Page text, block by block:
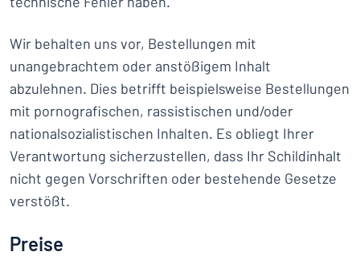
Wir behalten uns vor, Bestellungen mit
unangebrachtem oder anstößigem Inhalt
abzulehnen. Dies betrifft beispielsweise Bestellungen
mit pornografischen, rassistischen und/oder
nationalsozialistischen Inhalten. Es obliegt Ihrer
Verantwortung sicherzustellen, dass Ihr Schildinhalt
nicht gegen Vorschriften oder bestehende Gesetze
verstößt.
Preise